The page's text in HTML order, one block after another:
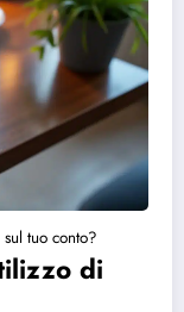
tuo conto?
di